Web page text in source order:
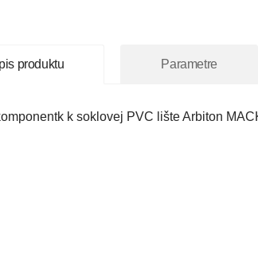
produktu Parametre
k soklovej PVC lište Arbiton